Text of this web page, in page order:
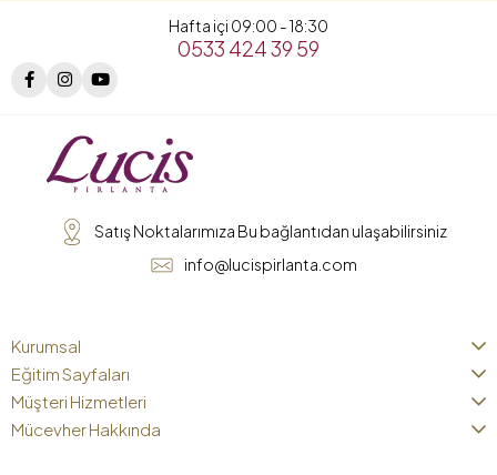
Hafta içi 09:00 - 18:30
0533 424 39 59
Satış Noktalarımıza Bu bağlantıdan ulaşabilirsiniz
info@lucispirlanta.com
Kurumsal
Eğitim Sayfaları
Müşteri Hizmetleri
Mücevher Hakkında